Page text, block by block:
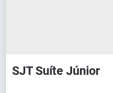
SJT Suíte Júnior